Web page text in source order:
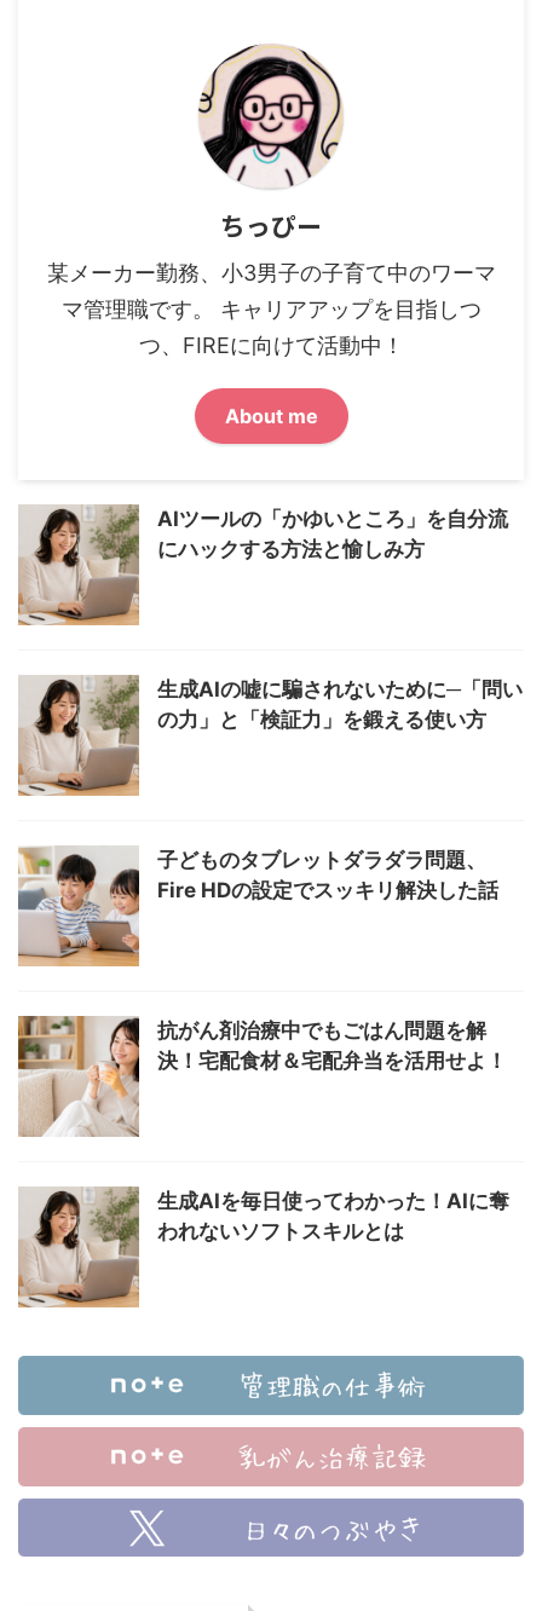
ちっぴー
某メーカー勤務、小3男子の子育て中のワーマ
マ管理職です。 キャリアアップを目指しつ
つ、FIREに向けて活動中！
About me
AIツールの「かゆいところ」を自分流
にハックする方法と愉しみ方
生成AIの嘘に騙されないために─「問い
の力」と「検証力」を鍛える使い方
子どものタブレットダラダラ問題、
Fire HDの設定でスッキリ解決した話
抗がん剤治療中でもごはん問題を解
決！宅配食材＆宅配弁当を活用せよ！
生成AIを毎日使ってわかった！AIに奪
われないソフトスキルとは